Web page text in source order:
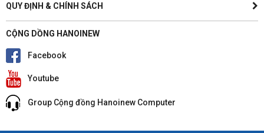
QUY ĐỊNH & CHÍNH SÁCH
CỘNG DỒNG HANOINEW
Facebook
Youtube
Group Cộng đồng Hanoinew Computer